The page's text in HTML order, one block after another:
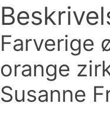
Farverige
orange
Susanne